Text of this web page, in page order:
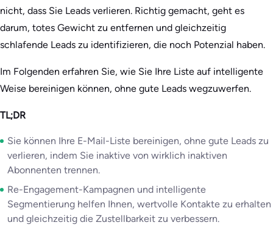
nicht, dass Sie Leads verlieren. Richtig gemacht, geht es
darum, totes Gewicht zu entfernen und gleichzeitig
schlafende Leads zu identifizieren, die noch Potenzial haben.
Im Folgenden erfahren Sie, wie Sie Ihre Liste auf intelligente
Weise bereinigen können, ohne gute Leads wegzuwerfen.
TL;DR
Sie können Ihre E-Mail-Liste bereinigen, ohne gute Leads zu
verlieren, indem Sie inaktive von wirklich inaktiven
Abonnenten trennen.
Re-Engagement-Kampagnen und intelligente
Segmentierung helfen Ihnen, wertvolle Kontakte zu erhalten
und gleichzeitig die Zustellbarkeit zu verbessern.